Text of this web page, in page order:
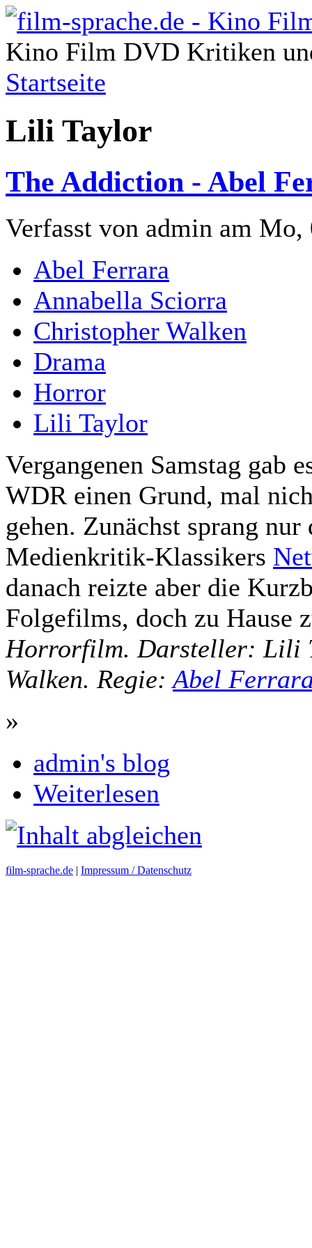
Kino Film DVD Kritiken
Startseite
Lili Taylor
The Addiction - Abel
Verfasst von admin am
Abel Ferrara
Annabella Sciorra
Christopher Walken
Drama
Horror
Lili Taylor
Vergangenen Samstag gab
WDR einen Grund, mal
gehen. Zunächst sprang
Medienkritik-Klassikers
danach reizte aber die
Folgefilms, doch zu Hause
Horrorfilm. Darsteller: Lili
Walken. Regie:Abel
»
admin's blog
Weiterlesen
film-sprache.de | Impressum / Datenschutz